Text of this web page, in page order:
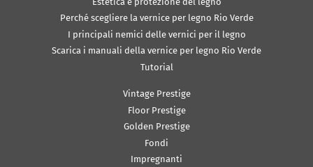
Perché scegliere la vernice per legno Rio Verde
I principali nemici delle vernici per il legno
Scarica i manuali della vernice per legno Rio Verde
Tutorial
Vintage Prestige
Floor Prestige
Golden Prestige
Fondi
Impregnanti